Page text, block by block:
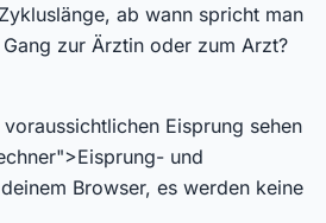
ab wann spricht man
zur Ärztin oder zum Arzt?
Eisprung sehen
und
Browser, es werden keine